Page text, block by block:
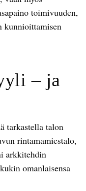
toimivuuden,
kunnioittamisen
– ja
tarkastella talon
rintamamiestalo,
arkkitehdin
omanlaisensa